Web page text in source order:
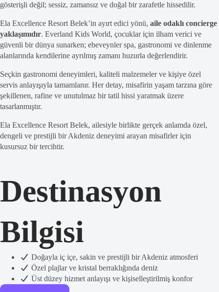
gösterişli değil; sessiz, zamansız ve doğal bir zarafetle hissedilir.
Ela Excellence Resort Belek’in ayırt edici yönü, aile odaklı concierge
yaklaşımıdır. Everland Kids World, çocuklar için ilham verici ve
güvenli bir dünya sunarken; ebeveynler spa, gastronomi ve dinlenme
alanlarında kendilerine ayrılmış zamanı huzurla değerlendirir.
Seçkin gastronomi deneyimleri, kaliteli malzemeler ve kişiye özel
servis anlayışıyla tamamlanır. Her detay, misafirin yaşam tarzına göre
şekillenen, rafine ve unutulmaz bir tatil hissi yaratmak üzere
tasarlanmıştır.
Ela Excellence Resort Belek, ailesiyle birlikte gerçek anlamda özel,
dengeli ve prestijli bir Akdeniz deneyimi arayan misafirler için
kusursuz bir tercihtir.
Destinasyon
Bilgisi
Doğayla iç içe, sakin ve prestijli bir Akdeniz atmosferi
Özel plajlar ve kristal berraklığında deniz
Üst düzey hizmet anlayışı ve kişiselleştirilmiş konfor